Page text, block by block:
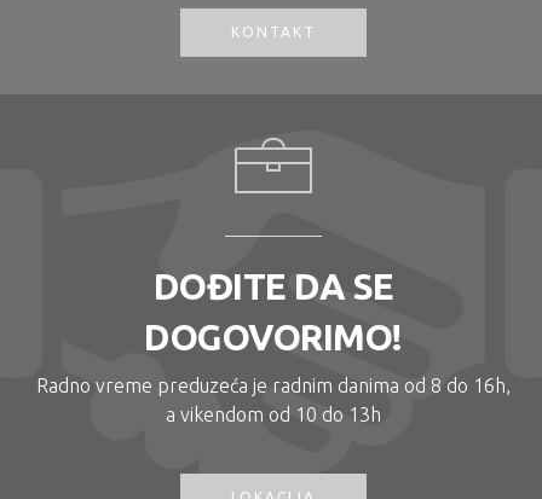
KONTAKT
DOĐITE DA SE
DOGOVORIMO!
Radno vreme preduzeća je radnim danima od 8 do 16h,
a vikendom od 10 do 13h